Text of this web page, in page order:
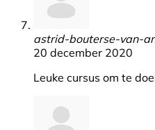
astrid-bouterse-van-
20 december 2020
Leuke cursus om te